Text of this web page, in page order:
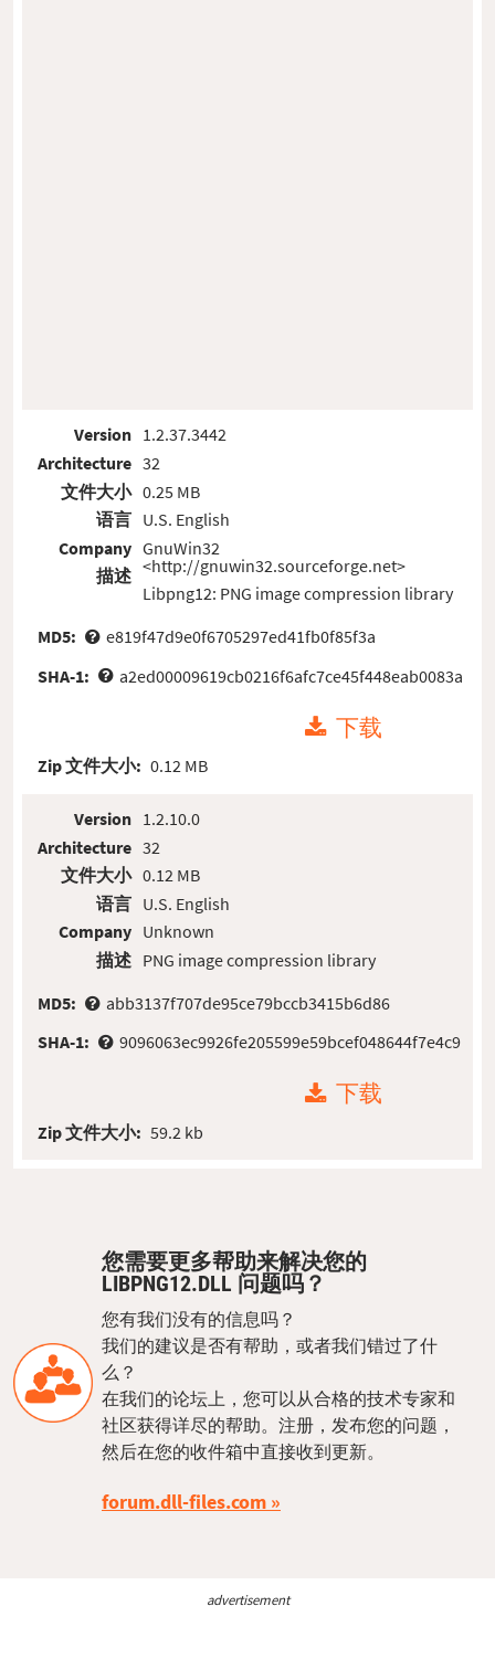
Version
Architecture
文件大小
语言
Company
描述
1.2.37.3442
32
0.25 MB
U.S. English
GnuWin32
<http://gnuwin32.sourceforge.net>
Libpng12: PNG image compression library
MD5:
e819f47d9e0f6705297ed41fb0f85f3a
SHA-1:
a2ed00009619cb0216f6afc7ce45f448eab0083a
下载
Zip 文件大小: 0.12 MB
Version
Architecture
文件大小
语言
Company
描述
1.2.10.0
32
0.12 MB
U.S. English
Unknown
PNG image compression library
MD5:
abb3137f707de95ce79bccb3415b6d86
SHA-1:
9096063ec9926fe205599e59bcef048644f7e4c9
下载
Zip 文件大小: 59.2 kb
您需要更多帮助来解决您的
LIBPNG12.DLL 问题吗？
您有我们没有的信息吗？
我们的建议是否有帮助，或者我们错过了什
么？
在我们的论坛上，您可以从合格的技术专家和
社区获得详尽的帮助。注册，发布您的问题，
然后在您的收件箱中直接收到更新。
forum.dll-files.com
advertisement